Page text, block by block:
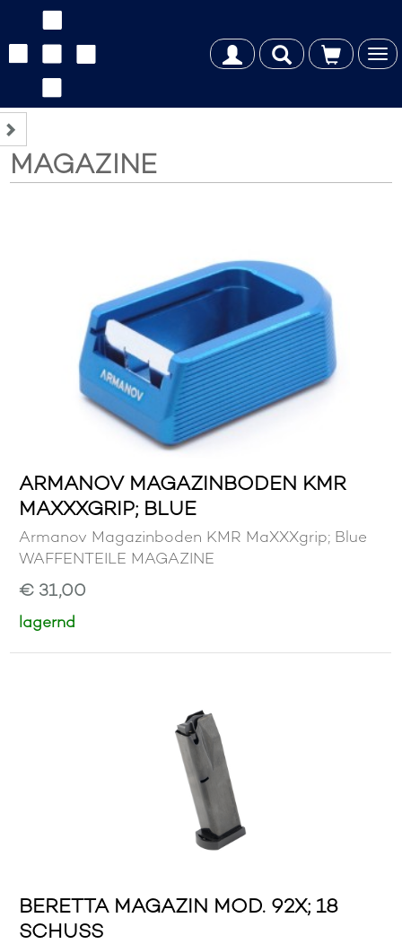
MAGAZINE
ARMANOV MAGAZINBODEN KMR
MAXXXGRIP; BLUE
Armanov Magazinboden KMR MaXXXgrip; Blue
WAFFENTEILE MAGAZINE
€ 31,00
lagernd
BERETTA MAGAZIN MOD. 92X; 18
SCHUSS